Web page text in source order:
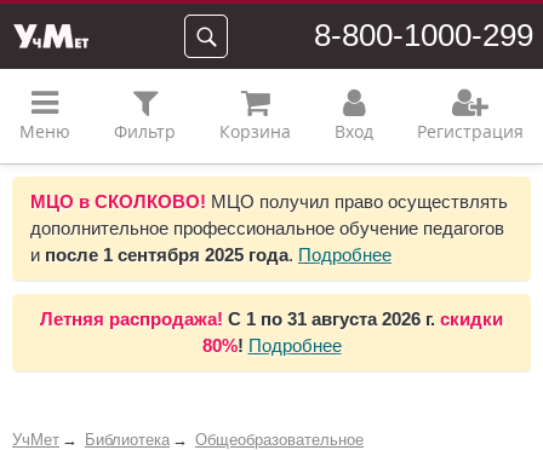
8-800-1000-299
Меню Фильтр Корзина Вход Регистрация
МЦО в СКОЛКОВО! МЦО получил право осуществлять
дополнительное профессиональное обучение педагогов
и после 1 сентября 2025 года. Подробнее
Летняя распродажа! С 1 по 31 августа 2026 г. скидки
80%! Подробнее
УчМет Библиотека
Общеобразовательное